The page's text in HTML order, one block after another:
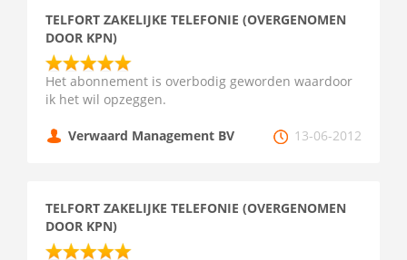
TELFORT ZAKELIJKE TELEFONIE (OVERGENOMEN
DOOR KPN)
Het abonnement is overbodig geworden waardoor
ik het wil opzeggen.
Verwaard Management BV 13-06-2012
TELFORT ZAKELIJKE TELEFONIE (OVERGENOMEN
DOOR KPN)